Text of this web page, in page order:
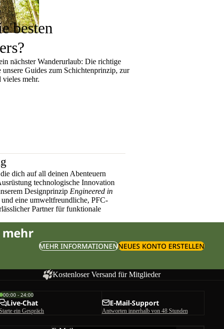
besten
nächster Wanderurlaub: Die richtige
unsere Guides zum Schichtenprinzip, zur
mehr.
dich auf all deinen Abenteuern
technologische Innovation
Designprinzip Engineered in
eine umweltfreundliche, PFC-
Partner für funktionale
mehr
MEHR INFORMATIONENNEUES KONTO ERSTELLEN
Kostenloser Versand für Mitglieder
00:00 - 24:00
Live-Chat
ein Gespräch
E-Mail-Support
Antworten innerhalb von 48 Stunden